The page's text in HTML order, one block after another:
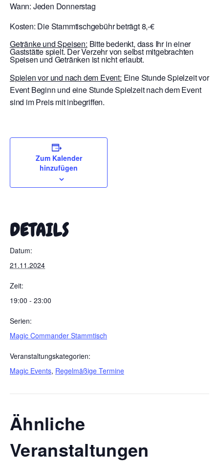
Wann: Jeden Donnerstag
Kosten: Die Stammtischgebühr beträgt 8,-€
Getränke und Speisen: Bitte bedenkt, dass Ihr in einer
Gaststätte spielt. Der Verzehr von selbst mitgebrachten
Speisen und Getränken ist nicht erlaubt.
Spielen vor und nach dem Event: Eine Stunde Spielzeit vor
Event Beginn und eine Stunde Spielzeit nach dem Event
sind im Preis mit inbegriffen.
Zum Kalender
hinzufügen
DETAILS
Datum:
21.11.2024
Zeit:
19:00 - 23:00
Serien:
Magic Commander Stammtisch
Veranstaltungskategorien:
Magic Events, Regelmäßige Termine
Ähnliche
Veranstaltungen